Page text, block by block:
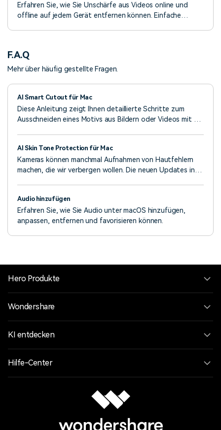
Erfahren Sie, wie Sie Unschärfe aus Videos online und
offline auf jedem Gerät entfernen können. Einfache
F.A.Q
Mehr über häufig gestellte Fragen.
AI Smart Cutout für Mac
Diese Anleitung zeigt Ihnen detaillierte Schritte zum
Ausschneiden eines Motivs aus Bildern oder Videos mit AI
AI Skin Tone Protection für Mac
Kameras können manchmal Aufnahmen von Hautfehlern
machen, die wir verbergen wollen. Die neuen Updates in
Audio hinzufügen
Erfahren Sie, wie Sie Audio unter macOS hinzufügen,
anpassen, entfernen und favorisieren können.
Hero Produkte
Wondershare
KI entdecken
Hilfe-Center